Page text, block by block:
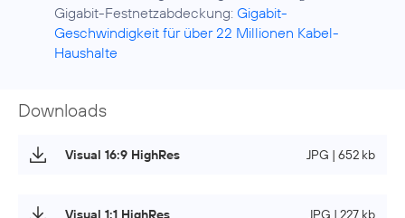
Gigabit-Festnetzabdeckung: Gigabit-
Geschwindigkeit für über 22 Millionen Kabel-
Haushalte
Downloads
Visual 16:9 HighRes JPG | 652 kb
Visual 1:1 HighRes JPG | 227 kb